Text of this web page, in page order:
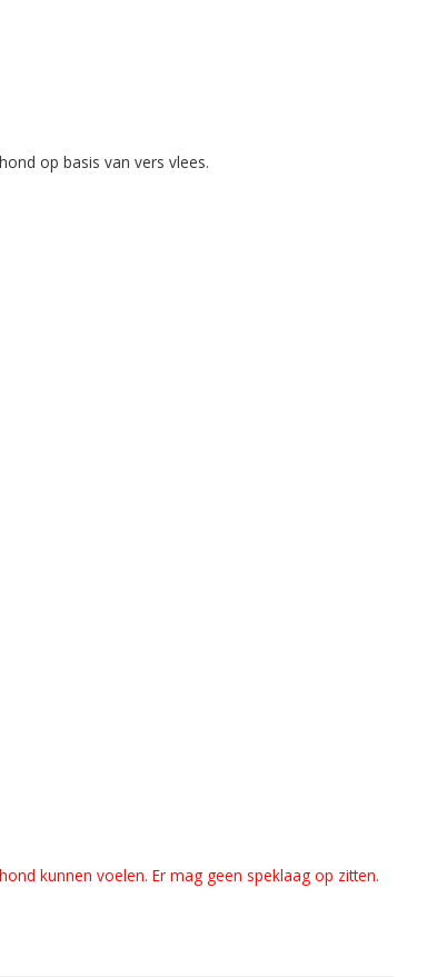
op basis van vers vlees.
kunnen voelen. Er mag geen speklaag op zitten.